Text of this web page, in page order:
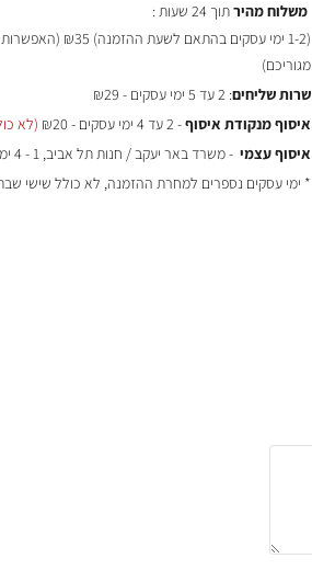
משלוח מהירתוך 24 שעות :
(1-2 ימי עסקים בהתאם לשעת ההזמנה)
₪35
מגוריכם)
שרות שליחים: 2 עד 5 ימי עסקים - ₪29
איסוף מנקודת איסוף- 2 עד 4 ימי עסקים - ₪20
(לא
איסוף עצמי - משרד באר יעקב / חנות תל אביב, 1 - 4 ימי עסקים - חינם
* ימי עסקים נספרים למחרת ההזמנה, לא כולל שישי